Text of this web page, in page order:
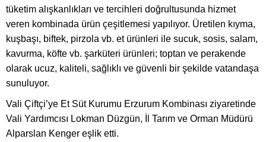
tüketim alışkanlıkları ve tercihleri doğrultusunda hizmet
veren kombinada ürün çeşitlemesi yapılıyor. Üretilen kıyma,
kuşbaşı, biftek, pirzola vb. et ürünleri ile sucuk, sosis, salam,
kavurma, köfte vb. şarküteri ürünleri; toptan ve perakende
olarak ucuz, kaliteli, sağlıklı ve güvenli bir şekilde vatandaşa
sunuluyor.
Vali Çiftçi’ye Et Süt Kurumu Erzurum Kombinası ziyaretinde
Vali Yardımcısı Lokman Düzgün, İl Tarım ve Orman Müdürü
Alparslan Kenger eşlik etti.